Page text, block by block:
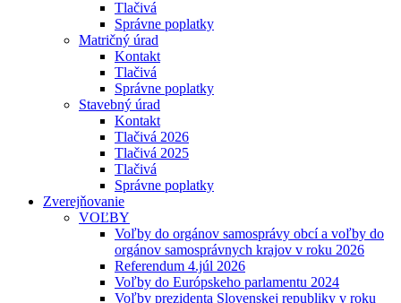
Tlačivá
Správne poplatky
Matričný úrad
Kontakt
Tlačivá
Správne poplatky
Stavebný úrad
Kontakt
Tlačivá 2026
Tlačivá 2025
Tlačivá
Správne poplatky
Zverejňovanie
VOĽBY
Voľby do orgánov samosprávy obcí a voľby do
orgánov samosprávnych krajov v roku 2026
Referendum 4.júl 2026
Voľby do Európskeho parlamentu 2024
Voľby prezidenta Slovenskej republiky v roku